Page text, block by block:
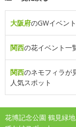
大阪府のGWイベン
関西の花イベント一
関西のネモフィラが
人気スポット
花博記念公園 鶴見緑